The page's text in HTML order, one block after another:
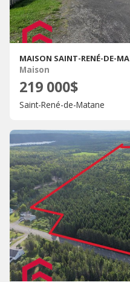
MAISON SAINT-RENÉ-DE-
Maison
219 000$
Saint-René-de-Matane